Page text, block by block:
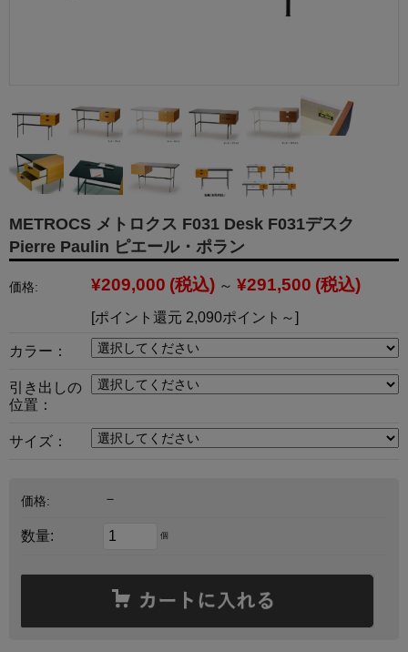
METROCS メトロクス F031 Desk F031デスク
Pierre Paulin ピエール・ポラン
価格: ¥209,000 (税込) ～ ¥291,500 (税込)
[ポイント還元 2,090ポイント～]
カラー：
引き出しの
位置：
サイズ：
価格: －
数量: 個